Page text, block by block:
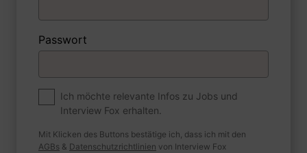
1 FoxTipp Antwort schreiben Audio aufnehmen
Wie sind Sie mit einer Situation
umgegangen, in der Sie einen
leistungsschwachen Mitarbeiter hatten?
Passwort
Ich möchte relevante Infos zu Jobs und
Interview Fox erhalten.
Mit Klicken des Buttons bestätige ich, dass ich mit den
AGBs & Datenschutzrichtlinien von Interview Fox